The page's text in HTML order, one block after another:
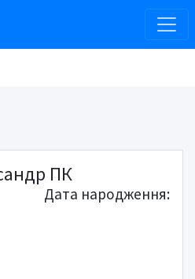
ПК
Дата народження: